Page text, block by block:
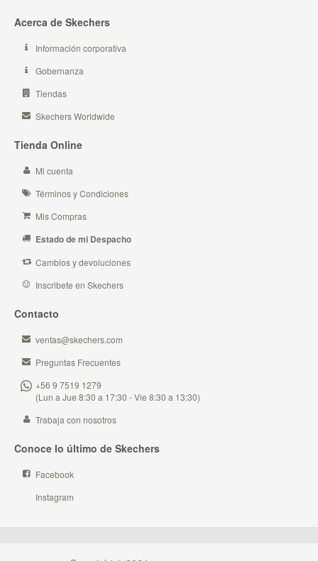
Acerca de Skechers
Información corporativa
Gobernanza
Tiendas
Skechers Worldwide
Tienda Online
Mi cuenta
Términos y Condiciones
Mis Compras
Estado de mi Despacho
Cambios y devoluciones
Inscribete en Skechers
Contacto
ventas@skechers.com
Preguntas Frecuentes
+56 9 7519 1279
(Lun a Jue 8:30 a 17:30 - Vie 8:30 a 13:30)
Trabaja con nosotros
Conoce lo último de Skechers
Facebook
Instagram